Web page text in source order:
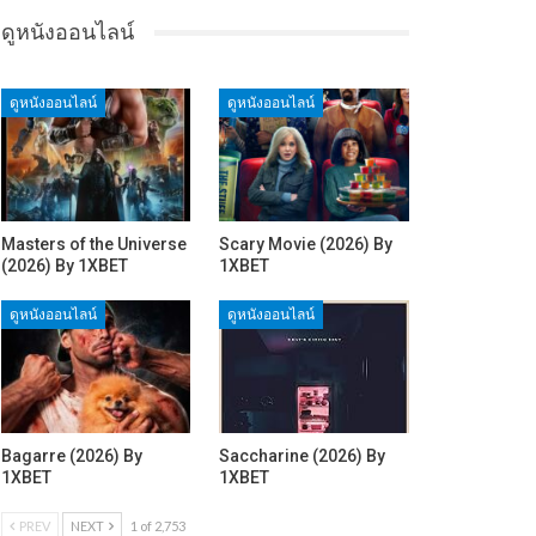
ดูหนังออนไลน์
ดูหนังออนไลน์
Masters of the Universe
(2026) By 1XBET
ดูหนังออนไลน์
Scary Movie (2026) By
1XBET
ดูหนังออนไลน์
Bagarre (2026) By
1XBET
ดูหนังออนไลน์
Saccharine (2026) By
1XBET
PREV NEXT 1 of 2,753